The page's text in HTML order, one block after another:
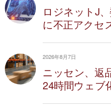
ロジネットJ
に不正アクセ
2026年8月7日
ニッセン、返
24時間ウェブ